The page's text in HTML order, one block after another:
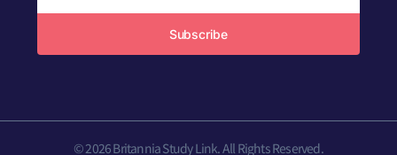
Subscribe
© 2026 Britannia Study Link. All Rights Reserved.